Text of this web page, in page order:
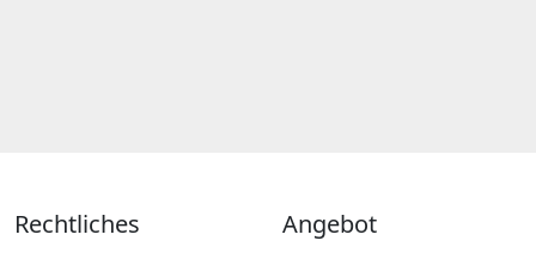
Rechtliches Angebot